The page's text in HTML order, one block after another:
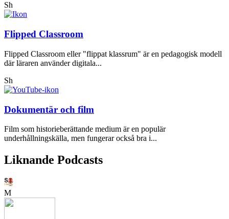
Sh
Flipped Classroom
Flipped Classroom eller "flippat klassrum" är en pedagogisk modell
där läraren använder digitala...
Sh
Dokumentär och film
Film som historieberättande medium är en populär
underhållningskälla, men fungerar också bra i...
Liknande Podcasts
M